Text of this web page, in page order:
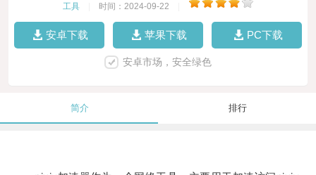
工具 时间：2024-09-22
安卓下载 苹果下载 PC下载
安卓市场，安全绿色
简介 排行